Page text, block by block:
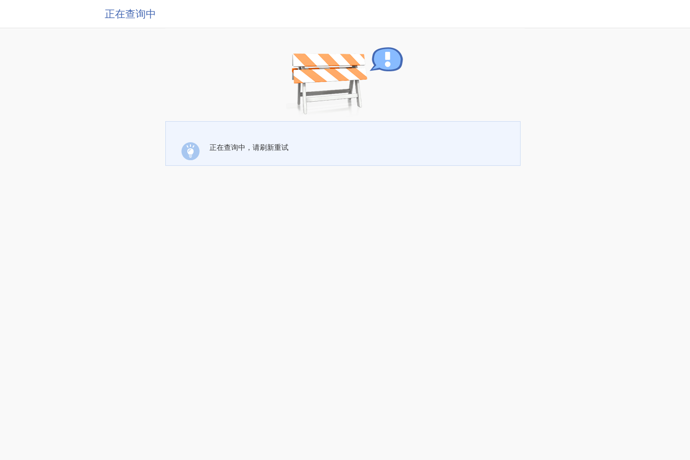
正在查询中
正在查询中，请刷新重试